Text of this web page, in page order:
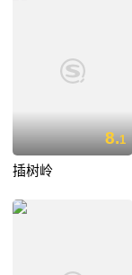
8.1
插树岭